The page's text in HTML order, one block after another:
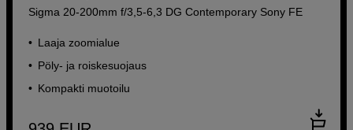
Sigma 20-200mm f/3,5-6,3 DG Contemporary Sony FE
Laaja zoomialue
Pöly- ja roiskesuojaus
Kompakti muotoilu